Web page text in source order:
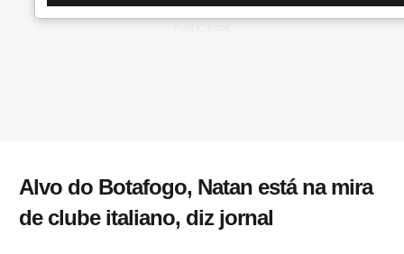
Alvo do Botafogo, Natan está na mira
de clube italiano, diz jornal